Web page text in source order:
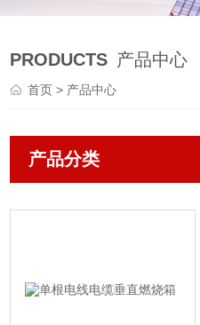
PRODUCTS 产品中心
首页> 产品中心
产品分类